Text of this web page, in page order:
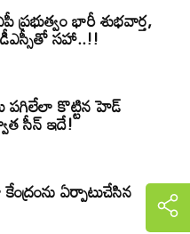
ప్రభుత్వం భారీ శుభవార్త,
సహా..!!
పగిలేలా కొట్టిన హెడ్
సీన్‌ ఇదే!
ఏర్పాటుచేసిన